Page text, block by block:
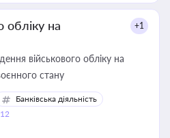
обліку на
+1
військового обліку на
стану
Банківська діяльність